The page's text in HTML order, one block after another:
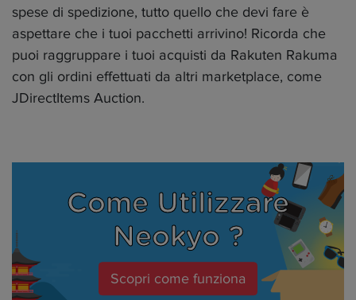
spese di spedizione, tutto quello che devi fare è
aspettare che i tuoi pacchetti arrivino! Ricorda che
puoi raggruppare i tuoi acquisti da Rakuten Rakuma
con gli ordini effettuati da altri marketplace, come
JDirectItems Auction.
Come Utilizzare
Neokyo ?
Scopri come funziona